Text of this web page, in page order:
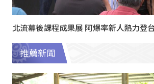
北流幕後課程成果展 阿爆率新人熱力登
推薦新聞